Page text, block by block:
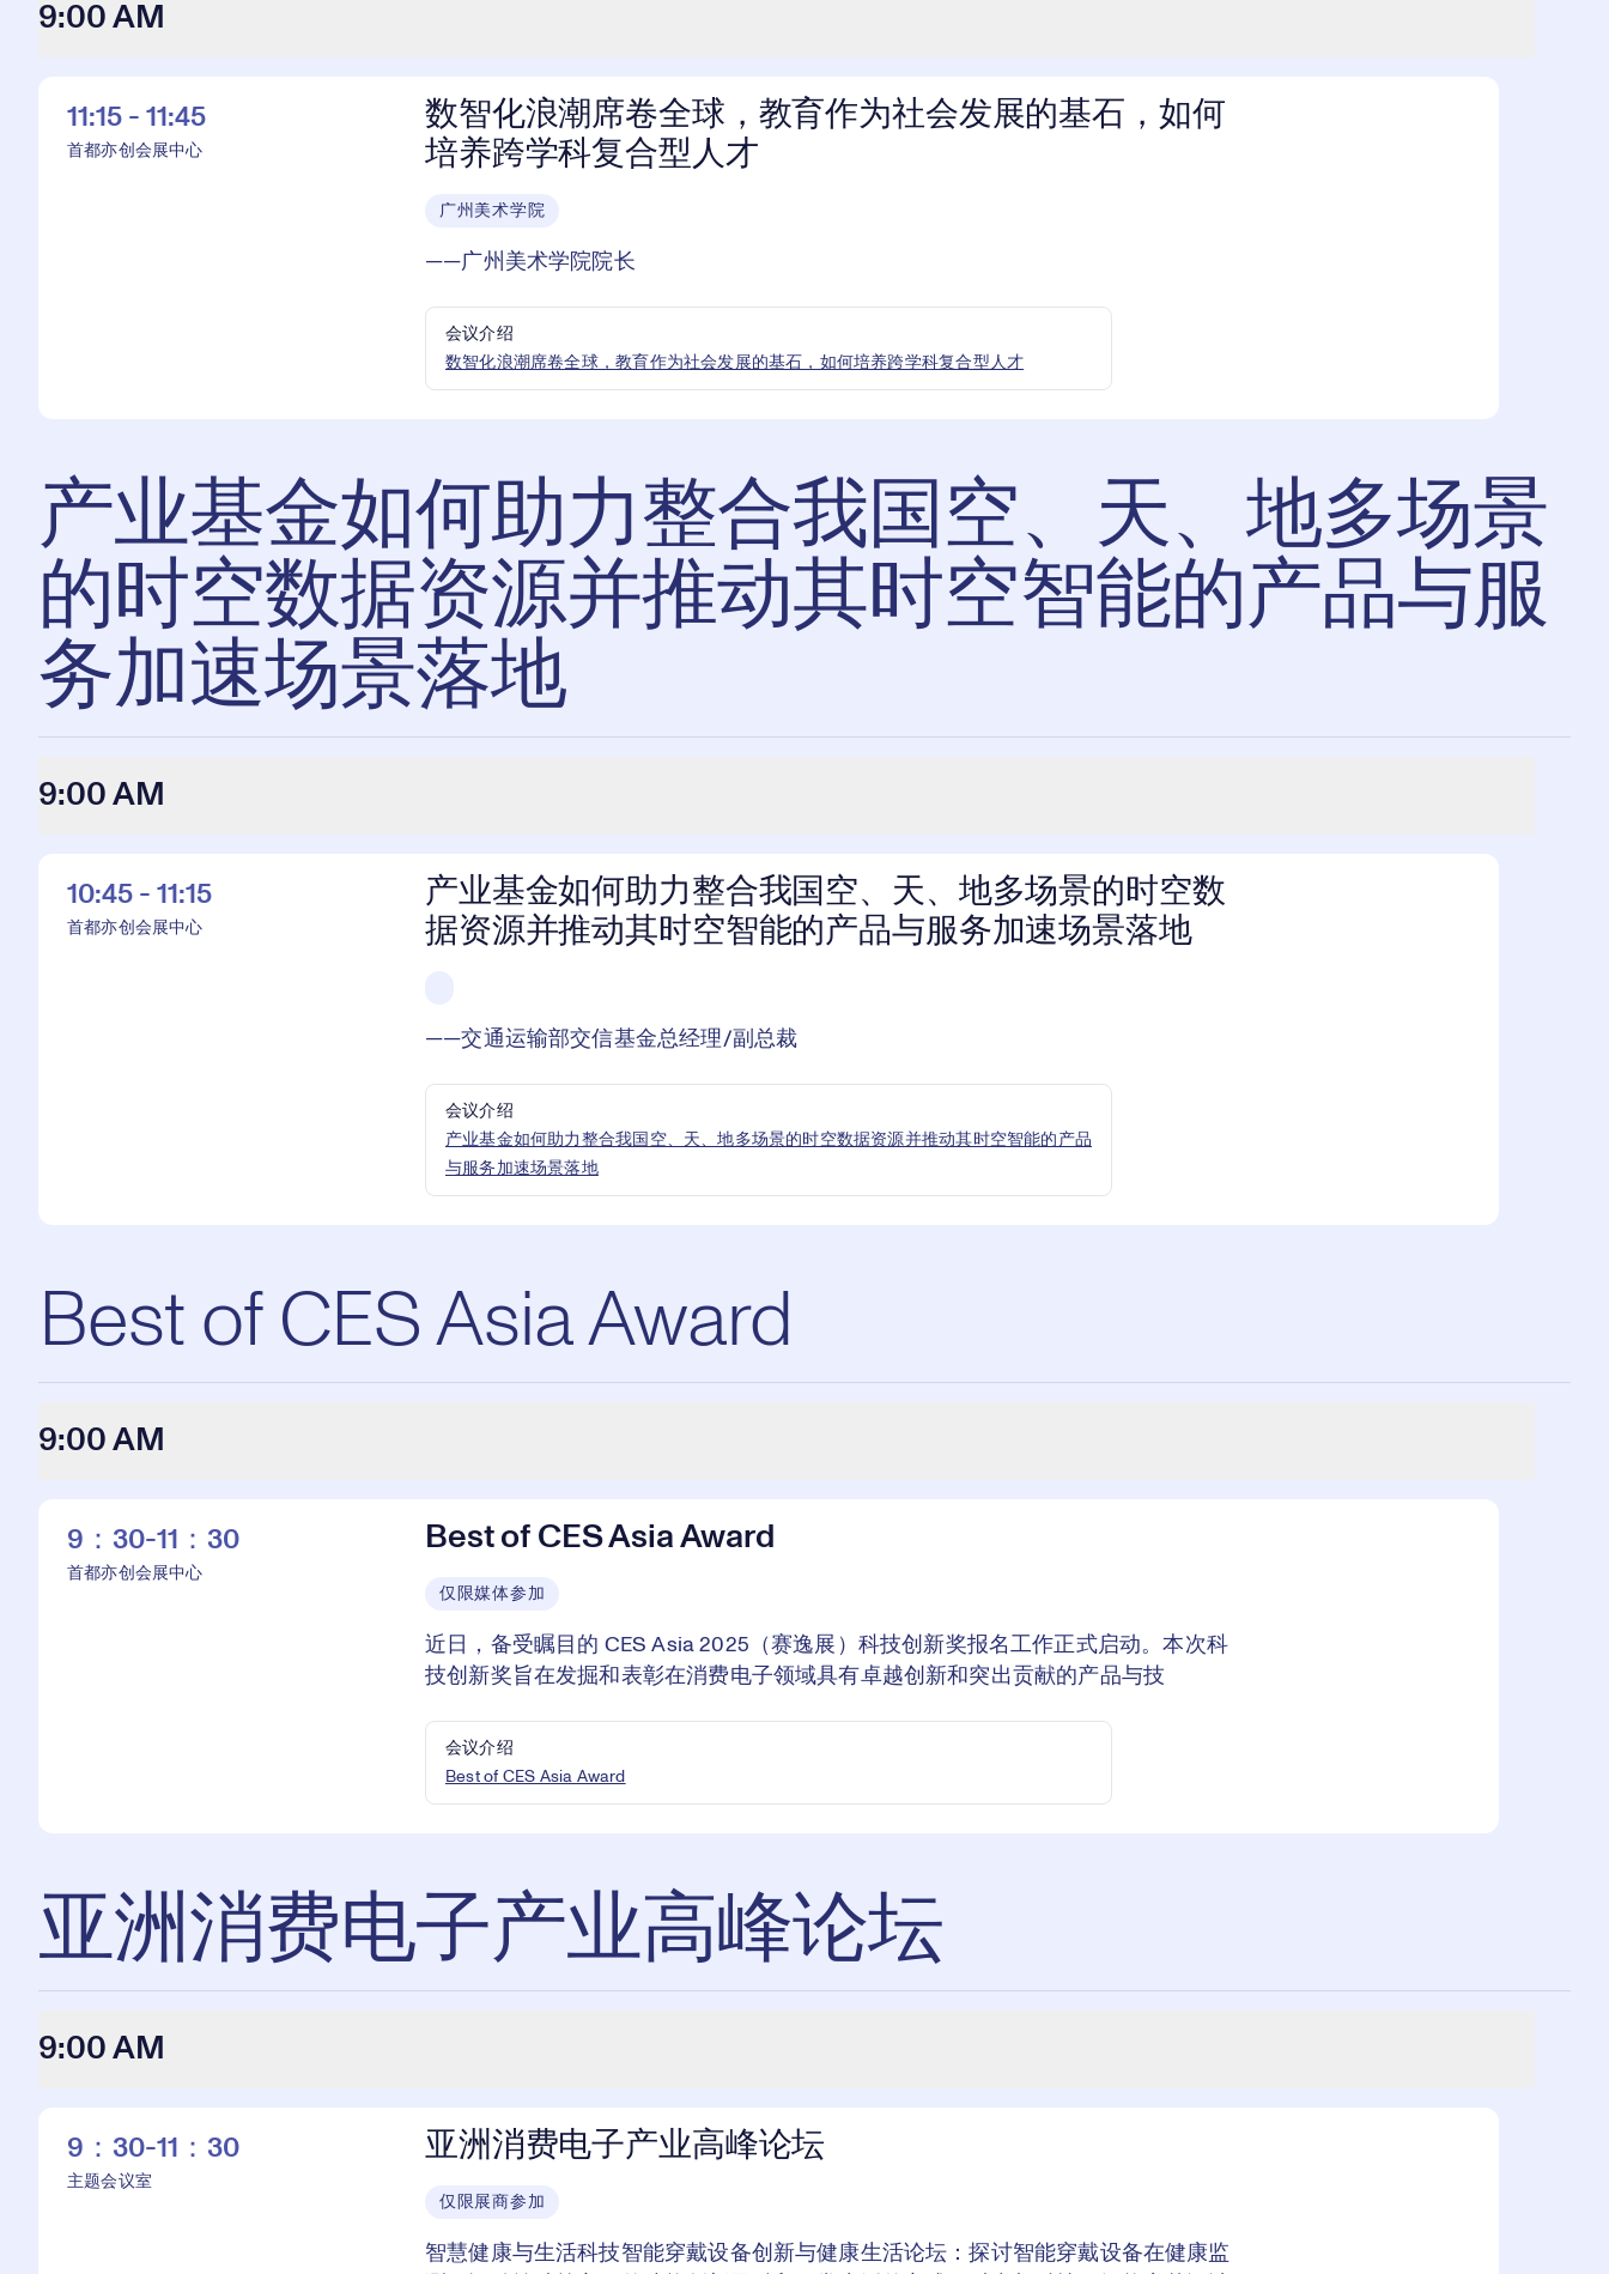
9:00 AM
11:15 - 11:45
首都亦创会展中心
数智化浪潮席卷全球，教育作为社会发展的基石，如何
培养跨学科复合型人才
广州美术学院
——广州美术学院院长
会议介绍
数智化浪潮席卷全球，教育作为社会发展的基石，如何培养跨学科复合型人才
产业基金如何助力整合我国空、天、地多场景
的时空数据资源并推动其时空智能的产品与服
务加速场景落地
9:00 AM
10:45 - 11:15
首都亦创会展中心
产业基金如何助力整合我国空、天、地多场景的时空数
据资源并推动其时空智能的产品与服务加速场景落地
——交通运输部交信基金总经理/副总裁
会议介绍
产业基金如何助力整合我国空、天、地多场景的时空数据资源并推动其时空智能的产品
与服务加速场景落地
Best of CES Asia Award
9:00 AM
9：30-11：30
首都亦创会展中心
Best of CES Asia Award
仅限媒体参加
近日，备受瞩目的 CES Asia 2025（赛逸展）科技创新奖报名工作正式启动。本次科
技创新奖旨在发掘和表彰在消费电子领域具有卓越创新和突出贡献的产品与技
会议介绍
Best of CES Asia Award
亚洲消费电子产业高峰论坛
9:00 AM
9：30-11：30
主题会议室
亚洲消费电子产业高峰论坛
仅限展商参加
智慧健康与生活科技智能穿戴设备创新与健康生活论坛：探讨智能穿戴设备在健康监